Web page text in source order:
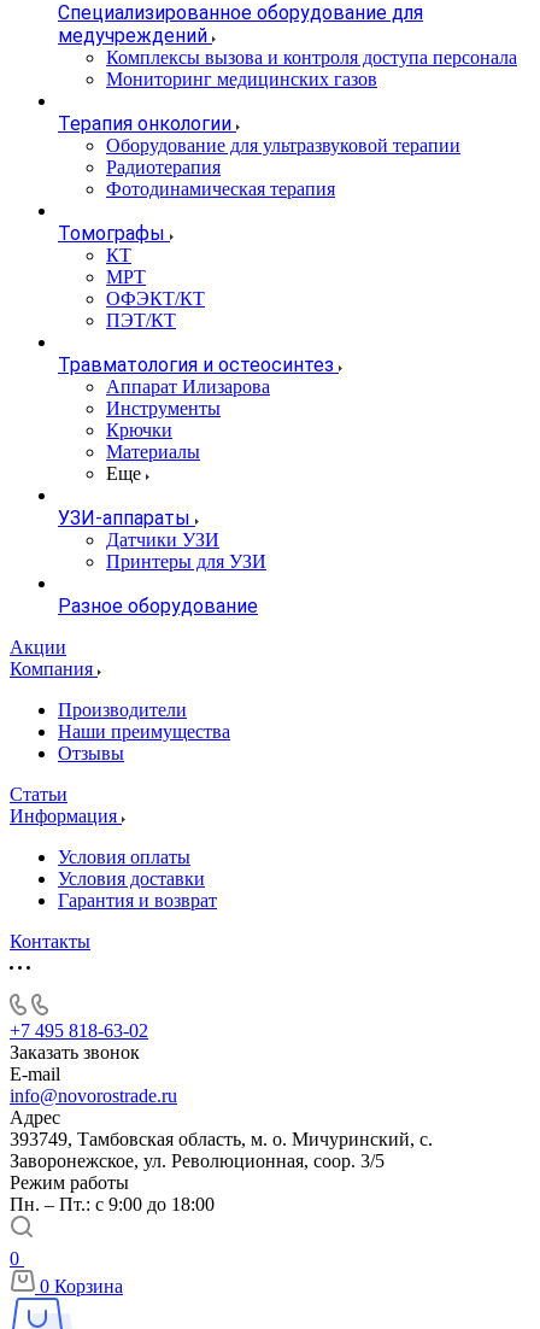
Специализированное оборудование для
медучреждений
Комплексы вызова и контроля доступа персонала
Мониторинг медицинских газов
Терапия онкологии
Оборудование для ультразвуковой терапии
Радиотерапия
Фотодинамическая терапия
Томографы
КТ
МРТ
ОФЭКТ/КТ
ПЭТ/КТ
Травматология и остеосинтез
Аппарат Илизарова
Инструменты
Крючки
Материалы
Еще
УЗИ-аппараты
Датчики УЗИ
Принтеры для УЗИ
Разное оборудование
Акции
Компания
Производители
Наши преимущества
Отзывы
Статьи
Информация
Условия оплаты
Условия доставки
Гарантия и возврат
Контакты
+7 495 818-63-02
Заказать звонок
E-mail
info@novorostrade.ru
Адрес
393749, Тамбовская область, м. о. Мичуринский, с.
Заворонежское, ул. Революционная, соор. 3/5
Режим работы
Пн. – Пт.: с 9:00 до 18:00
0
0 Корзина